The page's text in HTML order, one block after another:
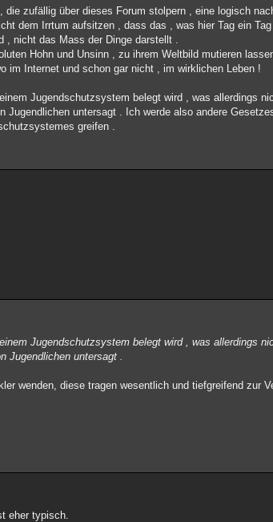
zufällig über dieses Forum stolpern , eine logisch
dem Irrtum aufsitzen , dass das , was hier Tag ein
, nicht das Mass der Dinge darstellt .
Hohn und Unsinn , zu ihrem Weltbild mutieren
im Internet und schon gar nicht , im wirklichen Leben !
Jugendschutzsystem belegt wird , was allerdings
Jugendlichen untersagt . Ich werde also andere
greifen .
Jugendschutzsystem belegt wird , was allerdings
Jugendlichen untersagt .
wenden, diese tragen wesentlich und tiefgreifend zur
eher typisch.